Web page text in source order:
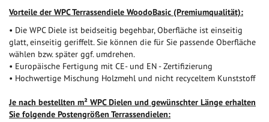
Vorteile der WPC Terrassendiele WoodoBasic (Premiumqualität):
• Die WPC Diele ist beidseitig begehbar, Oberfläche ist einseitig
glatt, einseitig geriffelt. Sie können die für Sie passende Oberfläche
wählen bzw. später ggf. umdrehen.
• Europäische Fertigung mit CE- und EN - Zertifizierung
• Hochwertige Mischung Holzmehl und nicht recyceltem Kunststoff
Je nach bestellten m² WPC Dielen und gewünschter Länge erhalten
Sie folgende Postengrößen Terrassendielen: